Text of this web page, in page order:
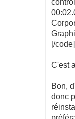
[/code]
C'est
Bon,
donc